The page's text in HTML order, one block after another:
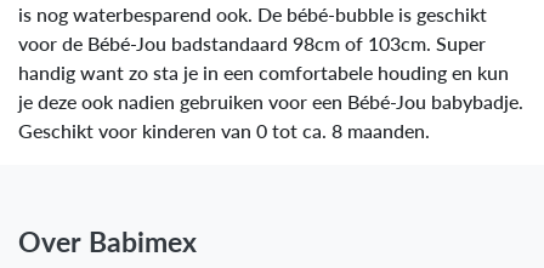
is nog waterbesparend ook. De bébé-bubble is geschikt
voor de Bébé-Jou badstandaard 98cm of 103cm. Super
handig want zo sta je in een comfortabele houding en kun
je deze ook nadien gebruiken voor een Bébé-Jou babybadje.
Geschikt voor kinderen van 0 tot ca. 8 maanden.
Over Babimex